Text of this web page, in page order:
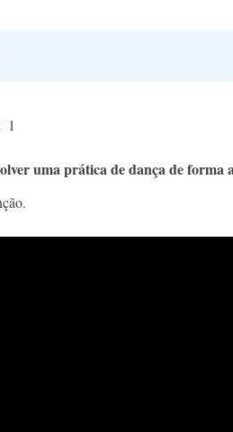
1
uma prática de dança de forma